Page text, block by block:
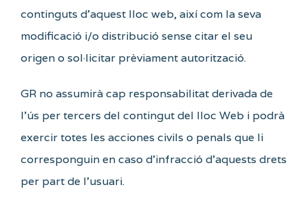
continguts d’aquest lloc web, així com la seva
modificació i/o distribució sense citar el seu
origen o sol·licitar prèviament autorització.
GR no assumirà cap responsabilitat derivada de
l’ús per tercers del contingut del lloc Web i podrà
exercir totes les acciones civils o penals que li
corresponguin en caso d’infracció d’aquests drets
per part de l’usuari.